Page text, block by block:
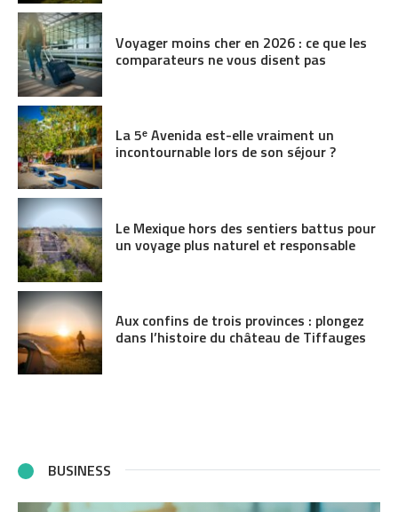
Voyager moins cher en 2026 : ce que les
comparateurs ne vous disent pas
La 5ᵉ Avenida est-elle vraiment un
incontournable lors de son séjour ?
Le Mexique hors des sentiers battus pour
un voyage plus naturel et responsable
Aux confins de trois provinces : plongez
dans l’histoire du château de Tiffauges
BUSINESS